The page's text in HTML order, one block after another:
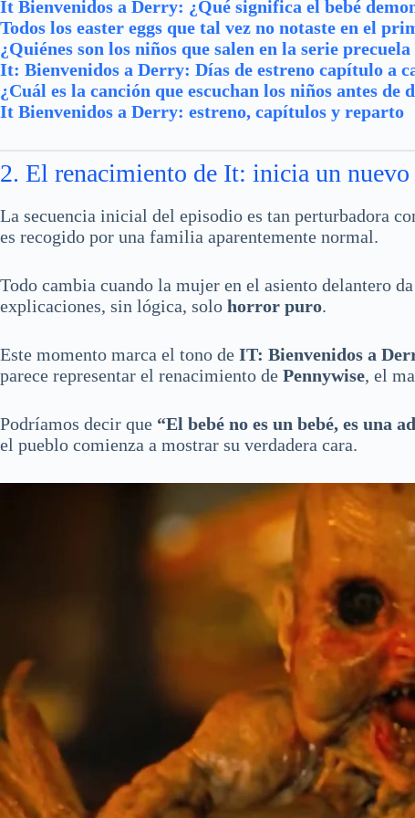
It Bienvenidos a Derry: ¿Qué significa el bebé
Todos los easter eggs que tal vez no notaste en el
¿Quiénes son los niños que salen en la serie precuela
It: Bienvenidos a Derry: Días de estreno capítulo a
¿Cuál es la canción que escuchan los niños antes de
It Bienvenidos a Derry: estreno, capítulos y reparto
2. El renacimiento de It: inicia un
La secuencia inicial del episodio es tan perturbadora
es recogido por una familia aparentemente normal.
Todo cambia cuando la mujer en el asiento delantero
explicaciones, sin lógica, solo horror puro.
Este momento marca el tono de IT: Bienvenidos a
parece representar el renacimiento de Pennywise, el
Podríamos decir que “El bebé no es un bebé, es una
el pueblo comienza a mostrar su verdadera cara.